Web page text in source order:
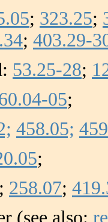
; 323.25;
; 403.29-
53.25-28;
05;
458.05;
;
; 258.07;
(see also: